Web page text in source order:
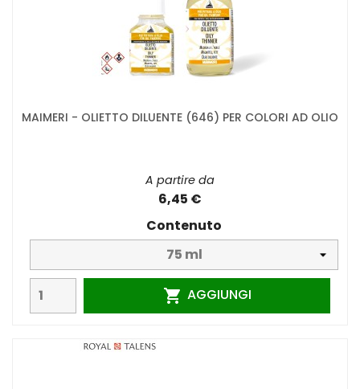
MAIMERI - OLIETTO DILUENTE (646) PER COLORI AD OLIO
A partire da
6,45 €
Contenuto
 AGGIUNGI